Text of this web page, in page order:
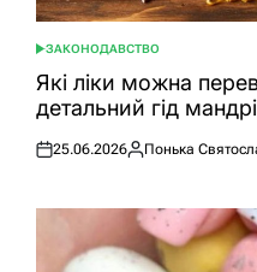
ОПУБЛІКУВАТИ
У
ЗАКОНОДАВСТВО
Які ліки можна
детальний гід
Оприлюднено
25.06.2026
Опубліковано
Понька